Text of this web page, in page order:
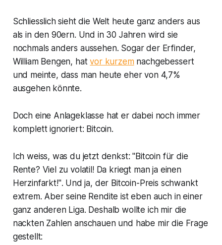
Schliesslich sieht die Welt heute ganz anders aus
als in den 90ern. Und in 30 Jahren wird sie
nochmals anders aussehen. Sogar der Erfinder,
William Bengen, hatvor kurzemnachgebessert
und meinte, dass man heute eher von 4,7%
ausgehen könnte.
Doch eine Anlageklasse hat er dabei noch immer
komplett ignoriert: Bitcoin.
Ich weiss, was du jetzt denkst:"Bitcoin für die
Rente? Viel zu volatil! Da kriegt man ja einen
Herzinfarkt!". Und ja, der Bitcoin-Preis schwankt
extrem. Aber seine Rendite ist eben auch in einer
ganz anderen Liga. Deshalb wollte ich mir die
nackten Zahlen anschauen und habe mir die Frage
gestellt: